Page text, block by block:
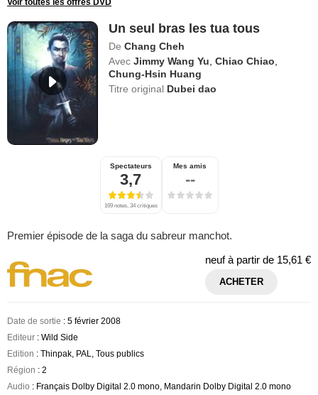
Voir toutes les offres DVD
Un seul bras les tua tous
De Chang Cheh
Avec Jimmy Wang Yu ,Chiao Chiao
Chung-Hsin Huang
Titre original Dubei dao
Spectateurs
3,7
169 notes, 34 critiques
Mes amis
--
Premier épisode de la saga du sabreur manchot.
neuf à partir de 15,61 €
ACHETER
Date de sortie : 5 février 2008
Editeur : Wild Side
Edition : Thinpak, PAL, Tous publics
Région : 2
Audio : Français Dolby Digital 2.0 mono, Mandarin Dolby Digital 2.0 mono